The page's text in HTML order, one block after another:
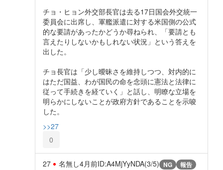
チョ・ヒョン外交部長官は去る17日国会外交統一
委員会に出席し、軍艦派遣に対する米国側の公式
的な要請があったかどうか尋ねられ、「要請とも
言えたりしないかもしれない状況」という答えを
出した。
チョ長官は「少し曖昧さを維持しつつ、対内的に
はただ国益、わが国民の命を念頭に憲法と法律に
従って手続きを経ていく」と話し、明瞭な立場を
明らかにしないことが政府方針であることを示唆
した。
>>27
0
27 名無し4月前ID:A4MjYyNDA(3/5) NG 報告